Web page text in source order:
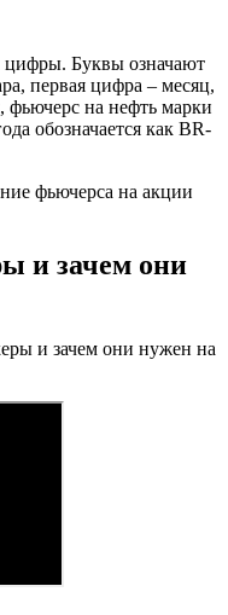
цифры. Буквы означают
первая цифра – месяц,
фьючерс на нефть марки
обозначается как BR-
и зачем они
и зачем они нужен на